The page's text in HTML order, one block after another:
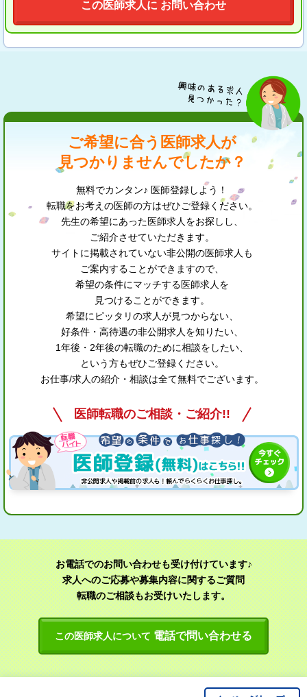
この医師求人に お問い合わせ
ご希望に合う医師求人が
見つかりませんでしたか？
無料でカンタン♪ 医師登録しよう！
転職をお考えの医師の方はぜひご登録ください。
先生の希望にあった医師求人をお探しし、
ご紹介させていただきます。
サイトに掲載されていない非公開の医師求人も
ご案内することができますので、
希望の条件にマッチする医師求人を
見つけることができます。
希望にピッタリの求人が見つからない、
好条件・高待遇の非公開求人を知りたい、
1年後・2年後の転職のために相談をしたい、
という方もぜひご登録ください。
お仕事/求人の紹介・相談は全て無料でございます。
医師転職のご相談・ご紹介!!
お電話でのお問い合わせも受け付けています♪
求人へのご応募や募集内容に関するご質問
転職のご相談もお受けいたします。
この医師求人について 電話で問い合わせる